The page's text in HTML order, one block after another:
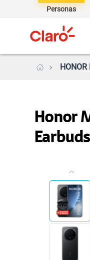
Personas
Honor
Earbuds